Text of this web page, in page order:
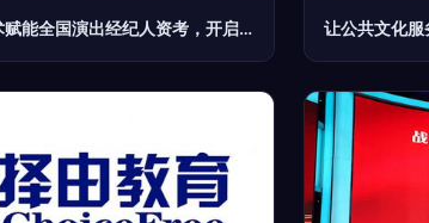
新纪元开启 ATA技术赋能全国演出经纪人资考，开启专业化发展新篇章